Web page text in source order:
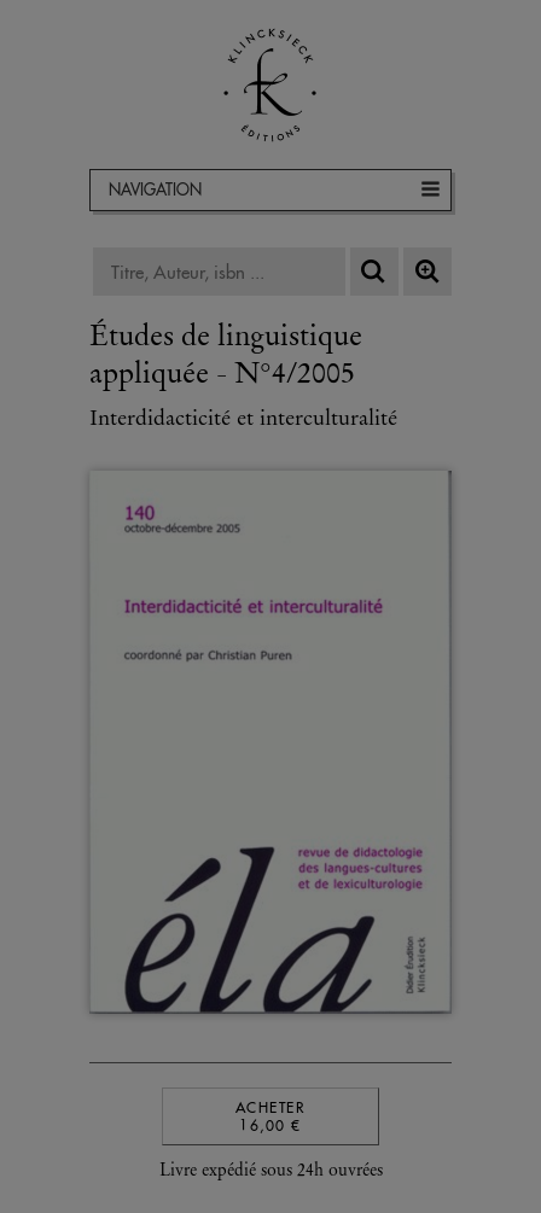
NAVIGATION
Études de linguistique
appliquée - N°4/2005
Interdidacticité et interculturalité
ACHETER
16,00 €
Livre expédié sous 24h ouvrées